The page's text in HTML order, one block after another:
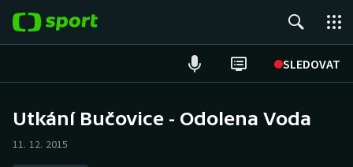
SLEDOVAT
Hokej
Utkání Bučovice - Odolena Voda
11. 12. 2015